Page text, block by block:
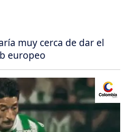
muy cerca de dar el
europeo